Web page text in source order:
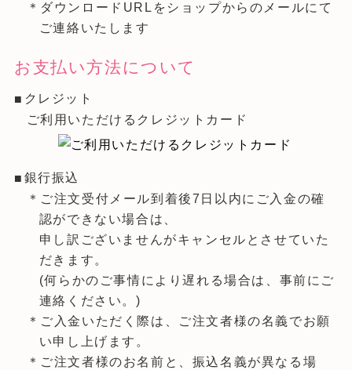
＊ダウンロードURLをショップからのメールにて
ご連絡いたします
お支払い方法について
クレジット
ご利用いただけるクレジットカード
銀行振込
＊ご注文受付メール到着後7日以内にご入金の確
認ができない場合は、
申し訳ございませんがキャンセルとさせていた
だきます。
(何らかのご事情により遅れる場合は、事前にご
連絡ください。)
＊ご入金いただく際は、ご注文者様の名義でお願
い申し上げます。
＊ご注文者様のお名前と、振込名義が異なる場